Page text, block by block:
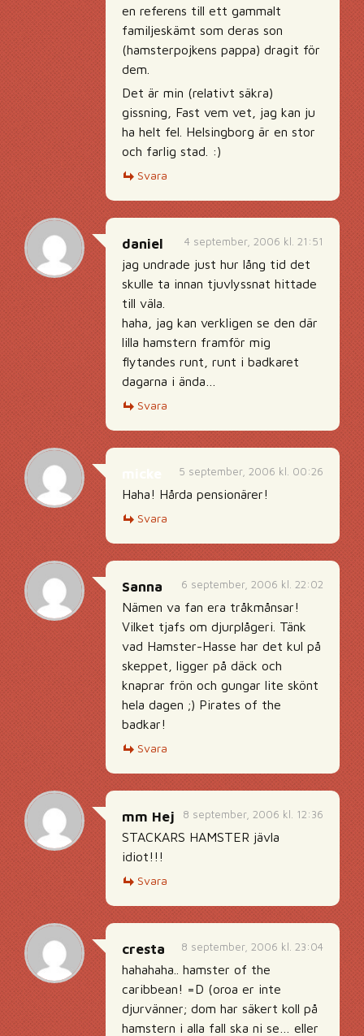
en referens till ett gammalt
familjeskämt som deras son
(hamsterpojkens pappa) dragit för
dem.
Det är min (relativt säkra)
gissning, Fast vem vet, jag kan ju
ha helt fel. Helsingborg är en stor
och farlig stad. :)
Svara
4 september, 2006 kl. 21:51
daniel
jag undrade just hur lång tid det
skulle ta innan tjuvlyssnat hittade
till väla.
haha, jag kan verkligen se den där
lilla hamstern framför mig
flytandes runt, runt i badkaret
dagarna i ända…
Svara
5 september, 2006 kl. 00:26
Haha! Hårda pensionärer!
Svara
6 september, 2006 kl. 22:02
Sanna
Nämen va fan era tråkmånsar!
Vilket tjafs om djurplågeri. Tänk
vad Hamster-Hasse har det kul på
skeppet, ligger på däck och
knaprar frön och gungar lite skönt
hela dagen ;) Pirates of the
badkar!
Svara
8 september, 2006 kl. 12:36
mm Hej
STACKARS HAMSTER jävla
idiot!!!
Svara
8 september, 2006 kl. 23:04
cresta
hahahaha.. hamster of the
caribbean! =D (oroa er inte
djurvänner; dom har säkert koll på
hamstern i alla fall ska ni se… eller